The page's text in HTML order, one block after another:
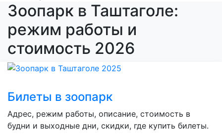
Зоопарк в Таштаголе:
режим работы и
стоимость 2026
Билеты в зоопарк
Адрес, режим работы, описание, стоимость в
будни и выходные дни, скидки, где купить билеты.